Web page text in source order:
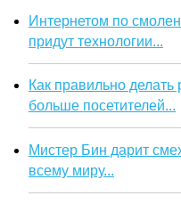
Интернетом по
придут технологии...
Как правильно делать
больше посетителей...
Мистер Бин дарит
всему миру...